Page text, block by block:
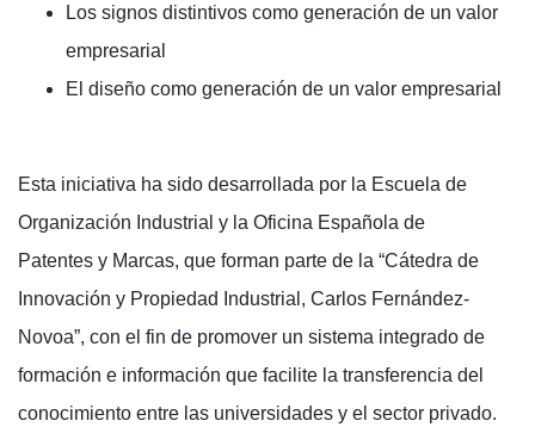
Los signos distintivos como generación de un valor
empresarial
El diseño como generación de un valor empresarial
Esta iniciativa ha sido desarrollada por la Escuela de
Organización Industrial y la Oficina Española de
Patentes y Marcas, que forman parte de la “Cátedra de
Innovación y Propiedad Industrial, Carlos Fernández-
Novoa”, con el fin de promover un sistema integrado de
formación e información que facilite la transferencia del
conocimiento entre las universidades y el sector privado.